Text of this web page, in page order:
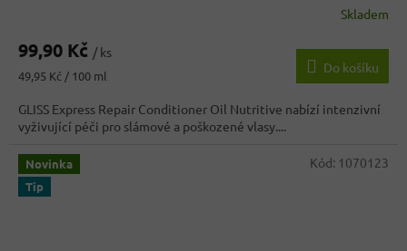
produktu
5,0
z
5
hvězdiček.
Skladem
99,90 Kč / ks
Měrná
49,95 Kč / 100 ml
Do košíku
GLISS Express Repair Conditioner Oil Nutritive nabízí intenzivní
vyživující péči pro slámové a poškozené vlasy....
Novinka
Tip
Kód: 1070123